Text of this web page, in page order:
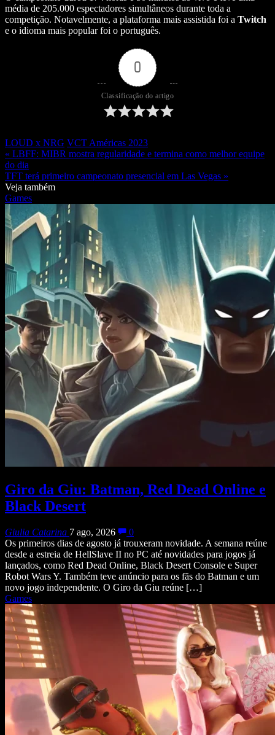
média de 205.000 espectadores simultâneos durante toda a
competição. Notavelmente, a plataforma mais assistida foi a Twitch
e o idioma mais popular foi o português.
0
Classificação do artigo
LOUD x NRG VCT Américas 2023
« LBFF: MIBR mostra regularidade e termina como melhor equipe
do dia
TFT terá primeiro campeonato presencial em Las Vegas »
Veja também
Games
Giro da Giu: Batman, Red Dead Online e
Black Desert
Giulia Catarina 7 ago, 2026
0
Os primeiros dias de agosto já trouxeram novidade. A semana reúne
desde a estreia de HellSlave II no PC até novidades para jogos já
lançados, como Red Dead Online, Black Desert Console e Super
Robot Wars Y. Também teve anúncio para os fãs do Batman e um
novo jogo independente. O Giro da Giu reúne […]
Games